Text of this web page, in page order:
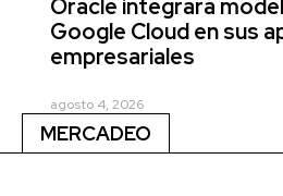
Oracle integrará
Google Cloud en sus
empresariales
agosto 4, 2026
MERCADEO